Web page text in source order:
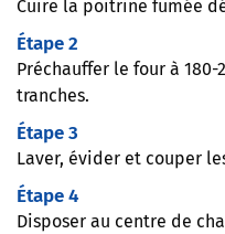
Cuire la poitrine fumée
Étape 2
Préchauffer le four à
tranches.
Étape 3
Laver, évider et couper
Étape 4
Disposer au centre de